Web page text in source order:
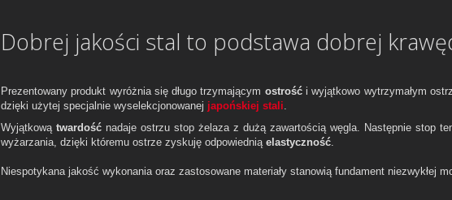
Dobrej jakości stal to podstawa dobrej
Prezentowany produkt wyróżnia się długo trzymającym ostrośći wyjątkowo wytrzymałym
dzięki użytej specjalnie wyselekcjonowanej japońskiej stali.
Wyjątkową twardość nadaje ostrzu stop żelaza z dużą zawartością węgla. Następnie stop
wyżarzania, dzięki któremu ostrze zyskuję odpowiednią elastyczność.
Niespotykana jakość wykonania oraz zastosowane materiały stanowią fundament niezwykłej